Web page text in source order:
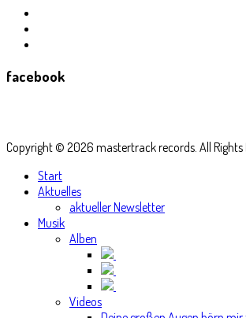
facebook
Copyright © 2026 mastertrack records. All Rights
Start
Aktuelles
aktueller Newsletter
Musik
Alben
Videos